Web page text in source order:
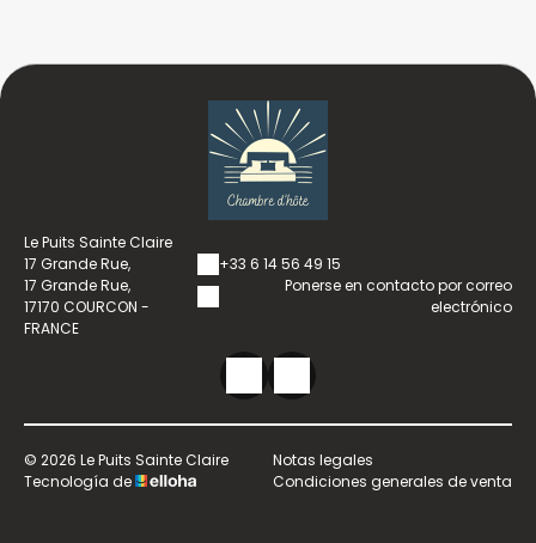
Le Puits Sainte Claire
17 Grande Rue,
17 Grande Rue,
17170 COURCON -
FRANCE
+33 6 14 56 49 15
Ponerse en contacto por correo
electrónico
© 2026 Le Puits Sainte Claire
Tecnología de
Notas legales
Condiciones generales de venta